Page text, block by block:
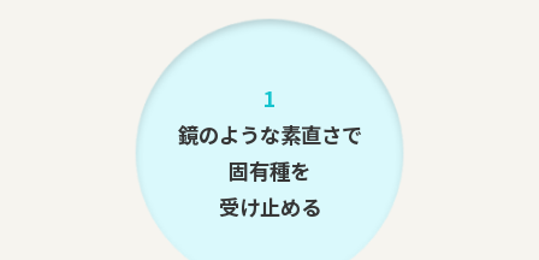
1
鏡のような素直さで
固有種を
受け止める